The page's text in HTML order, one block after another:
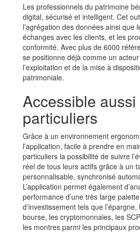
Les professionnels du patrimoine
digital, sécurisé et intelligent. Cet
l’agrégation des données ainsi que
échanges avec les clients, et les
conformité. Avec plus de 6000
se positionne déjà comme un
l’exploitation et de la mise à
patrimoniale.
Accessible
particuliers
Grâce à un environnement
l’application, facile à prendre en
particuliers la possibilité de suivre
réel de tous leurs actifs grâce à un
personnalisable, synchronisé
L’application permet également
performance d’une très large
d’investissement tels que l’épargne,
bourse, les cryptomonnaies, les
les montres parmi les principaux